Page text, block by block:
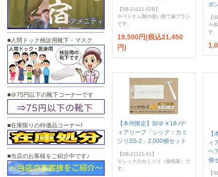
【SB-21121-02B】
※ベトナム製の使い捨て歯ブラシ
です。
19,500円(税込21,450
円)
ポ
【
※体
す。
【本州限定】卸＠￥18-/デ
ィアリーフ「シック：カミ
ソリSS-2」2,000個セット
【SB-21121-41】
※シックのカミソリ（個包装）で
す。
ィ
ヘ
個
【
■人間ドック検診用靴下・マスク
■＠75円以下の靴下コーナーです
■在庫限りの特価品コーナー!
■当店のお客様をご紹介中です♪